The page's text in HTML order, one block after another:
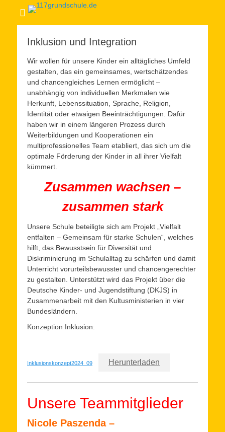
Inklusion und Integration
Wir wollen für unsere Kinder ein alltägliches Umfeld
gestalten, das ein gemeinsames, wertschätzendes
und chancengleiches Lernen ermöglicht –
unabhängig von individuellen Merkmalen wie
Herkunft, Lebenssituation, Sprache, Religion,
Identität oder etwaigen Beeinträchtigungen. Dafür
haben wir in einem längeren Prozess durch
Weiterbildungen und Kooperationen ein
multiprofessionelles Team etabliert, das sich um die
optimale Förderung der Kinder in all ihrer Vielfalt
kümmert.
Zusammen wachsen –
zusammen stark
Unsere Schule beteiligte sich am Projekt „Vielfalt
entfalten – Gemeinsam für starke Schulen“, welches
hilft, das Bewusstsein für Diversität und
Diskriminierung im Schulalltag zu schärfen und damit
Unterricht vorurteilsbewusster und chancengerechter
zu gestalten. Unterstützt wird das Projekt über die
Deutsche Kinder- und Jugendstiftung (DKJS) in
Zusammenarbeit mit den Kultusministerien in vier
Bundesländern.
Konzeption Inklusion:
Inklusionskonzept2024_09 Herunterladen
Unsere Teammitglieder
Nicole Paszenda –